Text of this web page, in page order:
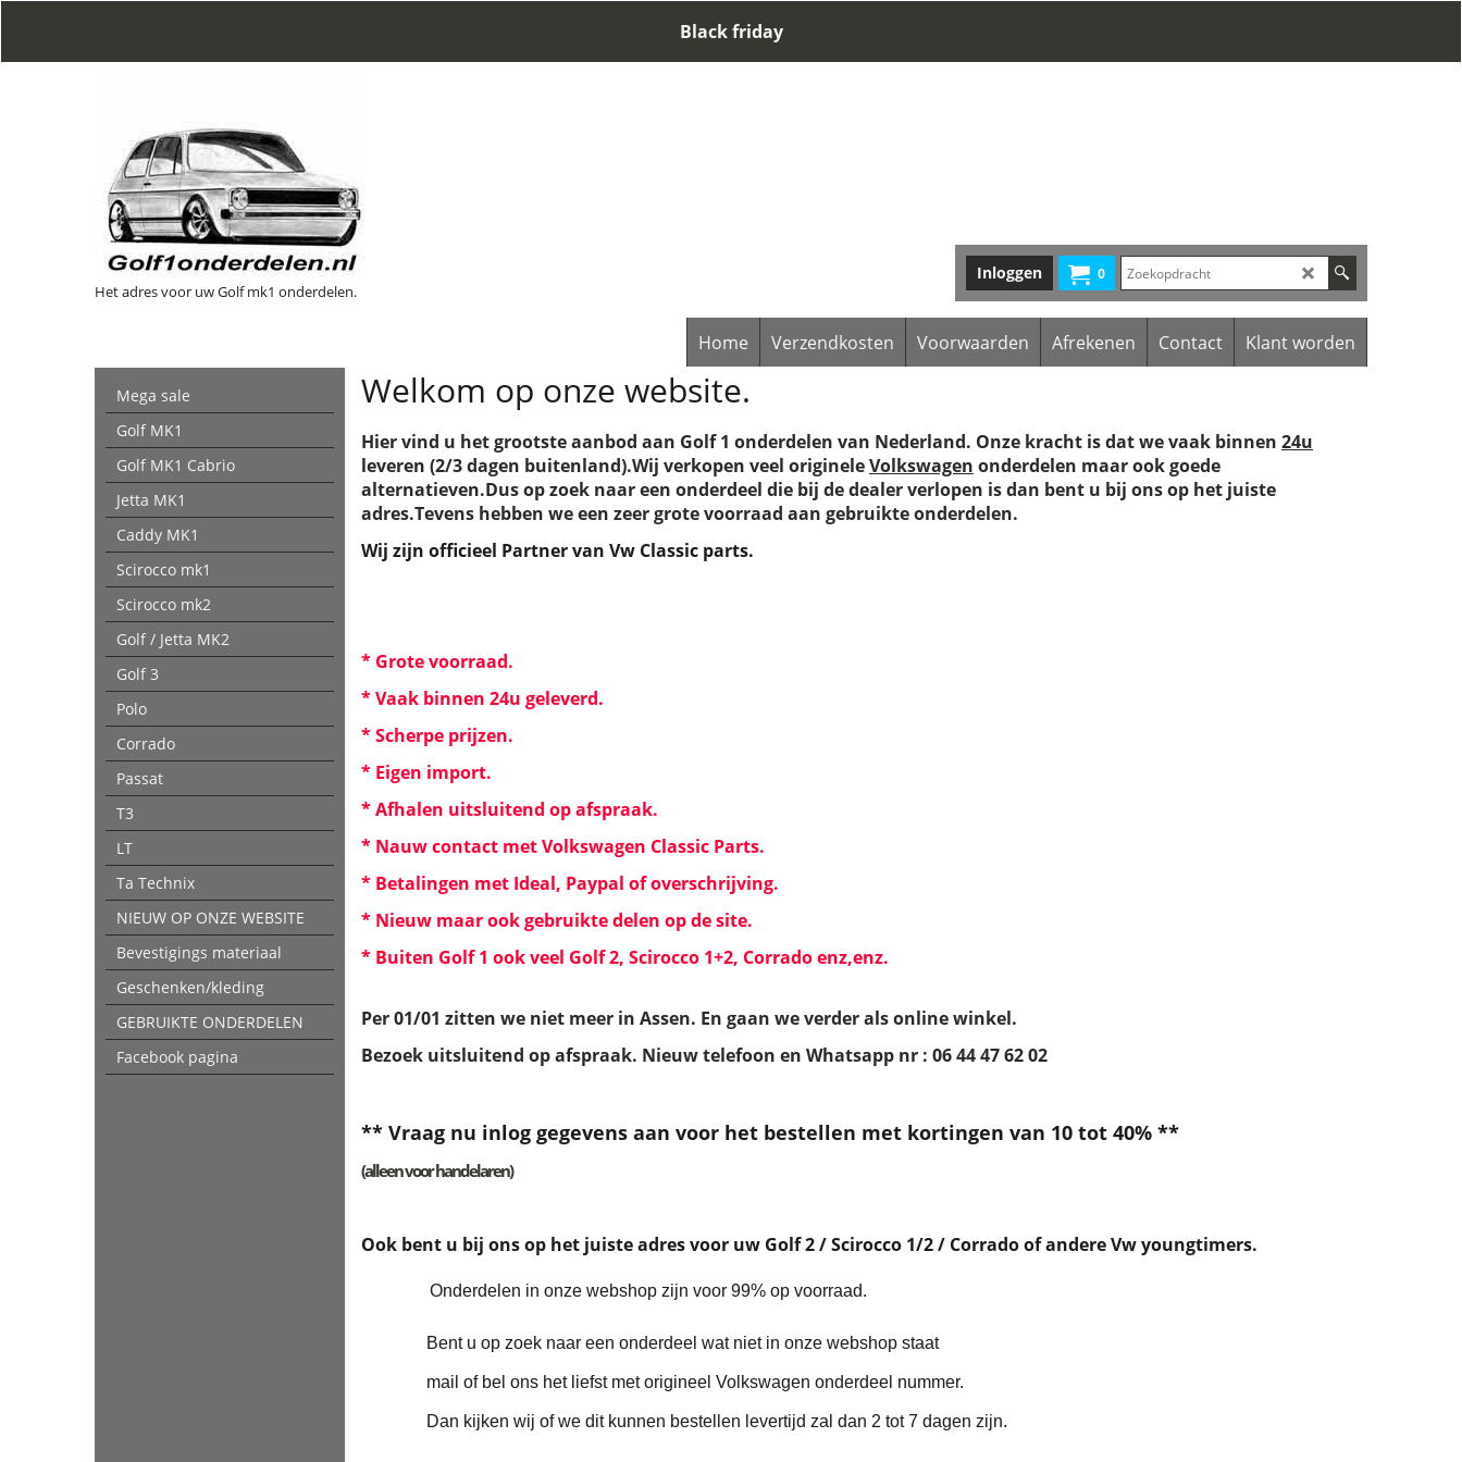
Black friday
Het adres voor uw Golf mk1 onderdelen.
0
Inloggen
Home Verzendkosten Voorwaarden Afrekenen Contact Klant worden
Mega sale
Golf MK1
Golf MK1 Cabrio
Jetta MK1
Caddy MK1
Scirocco mk1
Scirocco mk2
Golf / Jetta MK2
Golf 3
Polo
Corrado
Passat
T3
LT
Ta Technix
NIEUW OP ONZE WEBSITE
Bevestigings materiaal
Geschenken/kleding
GEBRUIKTE ONDERDELEN
Facebook pagina
Welkom op onze website.
Hier vind u het grootste aanbod aan Golf 1 onderdelen van Nederland. Onze kracht is dat we vaak binnen 24u
leveren (2/3 dagen buitenland).Wij verkopen veel origineleVolkswagen onderdelen maar ook goede
alternatieven.Dus op zoek naar een onderdeel die bij de dealer verlopen is dan bent u bij ons op het juiste
adres.Tevens hebben we een zeer grote voorraad aan gebruikte onderdelen.
Wij zijn officieel Partner van Vw Classic parts.
* Grote voorraad.
* Vaak binnen 24u geleverd.
* Scherpe prijzen.
* Eigen import.
* Afhalen uitsluitend op afspraak.
* Nauw contact met Volkswagen Classic Parts.
* Betalingen met Ideal, Paypal of overschrijving.
* Nieuw maar ook gebruikte delen op de site.
* Buiten Golf 1 ook veel Golf 2, Scirocco 1+2, Corrado enz,enz.
Per 01/01 zitten we niet meer in Assen. En gaan we verder als online winkel.
Bezoek uitsluitend op afspraak. Nieuw telefoon en Whatsapp nr : 06 44 47 62 02
** Vraag nu inlog gegevens aan voor het bestellen met kortingen van 10 tot 40% **
(alleen voor handelaren)
Ook bent u bij ons op het juiste adres voor uw Golf 2 / Scirocco 1/2 / Corrado of andere Vw youngtimers.
Onderdelen in onze webshop zijn voor 99% op voorraad.
Bent u op zoek naar een onderdeel wat niet in onze webshop staat
mail of bel ons het liefst met origineel Volkswagen onderdeel nummer.
Dan kijken wij of we dit kunnen bestellen levertijd zal dan 2 tot 7 dagen zijn.